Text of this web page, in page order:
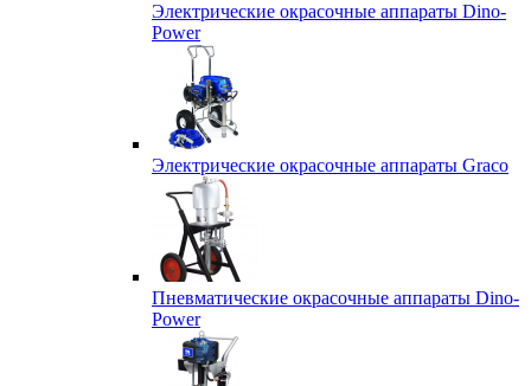
Электрические окрасочные аппараты Dino-
Power
Электрические окрасочные аппараты Graco
Пневматические окрасочные аппараты Dino-
Power